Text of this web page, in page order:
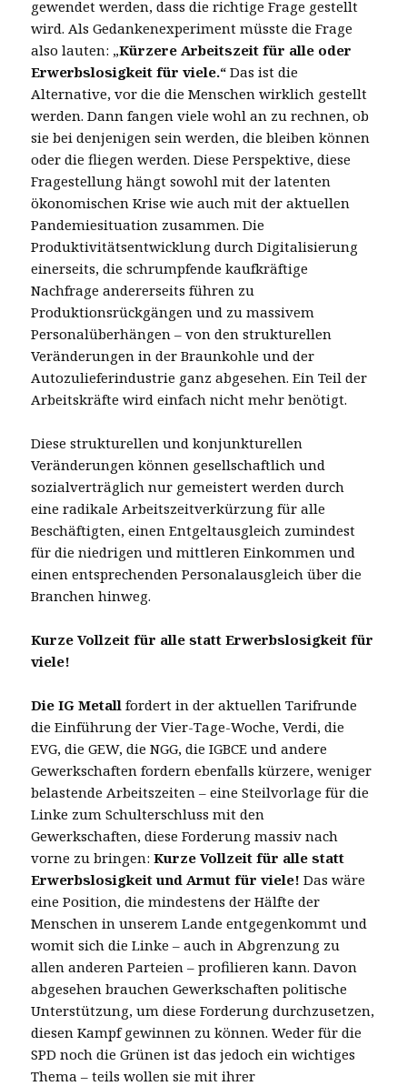
gewendet werden, dass die richtige Frage gestellt
wird. Als Gedankenexperiment müsste die Frage
also lauten: „Kürzere Arbeitszeit für alle oder
Erwerbslosigkeit für viele.“ Das ist die
Alternative, vor die die Menschen wirklich gestellt
werden. Dann fangen viele wohl an zu rechnen, ob
sie bei denjenigen sein werden, die bleiben können
oder die fliegen werden. Diese Perspektive, diese
Fragestellung hängt sowohl mit der latenten
ökonomischen Krise wie auch mit der aktuellen
Pandemiesituation zusammen. Die
Produktivitätsentwicklung durch Digitalisierung
einerseits, die schrumpfende kaufkräftige
Nachfrage andererseits führen zu
Produktionsrückgängen und zu massivem
Personalüberhängen – von den strukturellen
Veränderungen in der Braunkohle und der
Autozulieferindustrie ganz abgesehen. Ein Teil der
Arbeitskräfte wird einfach nicht mehr benötigt.
Diese strukturellen und konjunkturellen
Veränderungen können gesellschaftlich und
sozialverträglich nur gemeistert werden durch
eine radikale Arbeitszeitverkürzung für alle
Beschäftigten, einen Entgeltausgleich zumindest
für die niedrigen und mittleren Einkommen und
einen entsprechenden Personalausgleich über die
Branchen hinweg.
Kurze Vollzeit für alle statt Erwerbslosigkeit für
viele!
Die IG Metallfordert in der aktuellen Tarifrunde
die Einführung der Vier-Tage-Woche, Verdi, die
EVG, die GEW, die NGG, die IGBCE und andere
Gewerkschaften fordern ebenfalls kürzere, weniger
belastende Arbeitszeiten – eine Steilvorlage für die
Linke zum Schulterschluss mit den
Gewerkschaften, diese Forderung massiv nach
vorne zu bringen:Kurze Vollzeit für alle statt
Erwerbslosigkeit und Armut für viele! Das wäre
eine Position, die mindestens der Hälfte der
Menschen in unserem Lande entgegenkommt und
womit sich die Linke – auch in Abgrenzung zu
allen anderen Parteien – profilieren kann. Davon
abgesehen brauchen Gewerkschaften politische
Unterstützung, um diese Forderung durchzusetzen,
diesen Kampf gewinnen zu können. Weder für die
SPD noch die Grünen ist das jedoch ein wichtiges
Thema – teils wollen sie mit ihrer